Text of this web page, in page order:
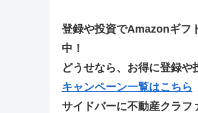
登録や投資でAmazonギフ
中！
どうせなら、お得に登録
キャンペーン一覧はこちら
サイドバーに不動産クラフ